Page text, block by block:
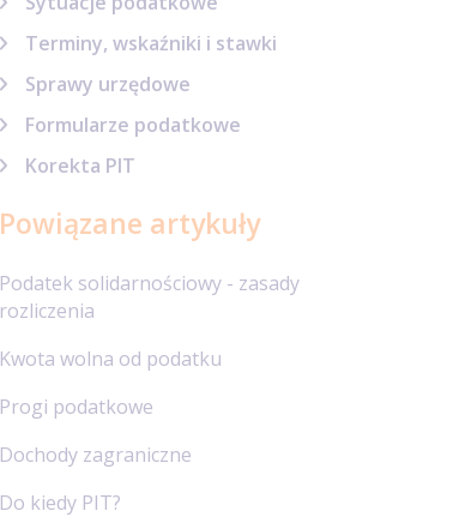
Terminy, wskaźniki i stawki
Sprawy urzędowe
Formularze podatkowe
Korekta PIT
Powiązane artykuły
Podatek solidarnościowy - zasady
rozliczenia
Kwota wolna od podatku
Progi podatkowe
Dochody zagraniczne
Do kiedy PIT?